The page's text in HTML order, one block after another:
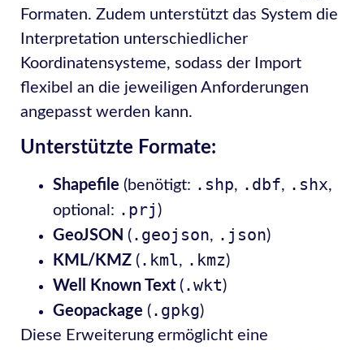
Formaten. Zudem unterstützt das System die
Interpretation unterschiedlicher
Koordinatensysteme, sodass der Import
flexibel an die jeweiligen Anforderungen
angepasst werden kann.
Unterstützte Formate:
Shapefile (benötigt: .shp, .dbf, .shx,
optional: .prj )
GeoJSON (.geojson, .json)
KML/KMZ(.kml, .kmz)
Well Known Text(.wkt)
Geopackage (.gpkg)
Diese Erweiterung ermöglicht eine